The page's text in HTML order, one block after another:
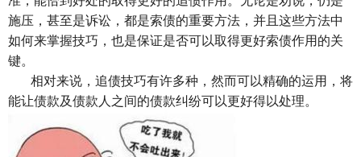
施压，甚至是诉讼，都是索债的重要方法，并且这些方法中
如何来掌握技巧，也是保证是否可以取得更好索债作用的关
键。
相对来说，追债技巧有许多种，然而可以精确的运用，将
能让债款及债款人之间的债款纠纷可以更好得以处理。